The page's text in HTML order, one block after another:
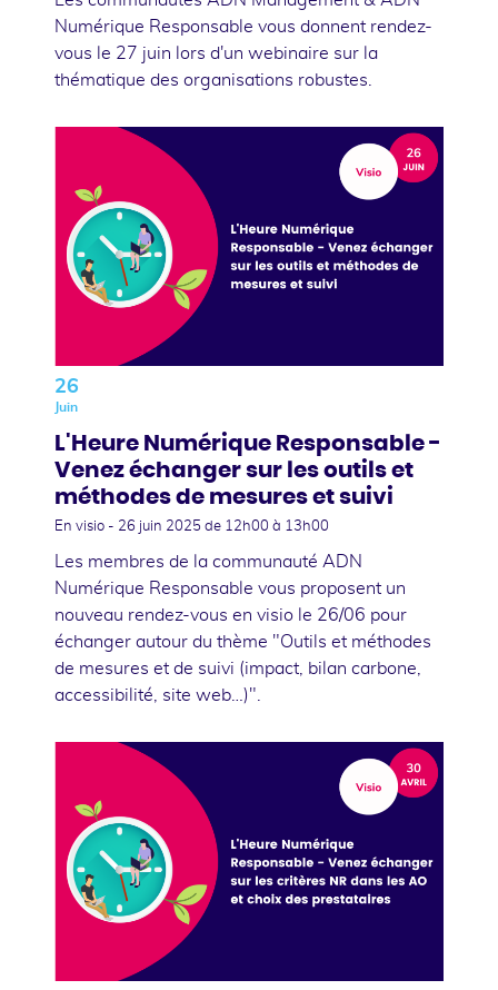
Numérique Responsable vous donnent rendez-
vous le 27 juin lors d'un webinaire sur la
thématique des organisations robustes.
26
Juin
L'Heure Numérique Responsable -
Venez échanger sur les outils et
méthodes de mesures et suivi
En visio - 26 juin 2025 de 12h00 à 13h00
Les membres de la communauté ADN
Numérique Responsable vous proposent un
nouveau rendez-vous en visio le 26/06 pour
échanger autour du thème "Outils et méthodes
de mesures et de suivi (impact, bilan carbone,
accessibilité, site web…)".